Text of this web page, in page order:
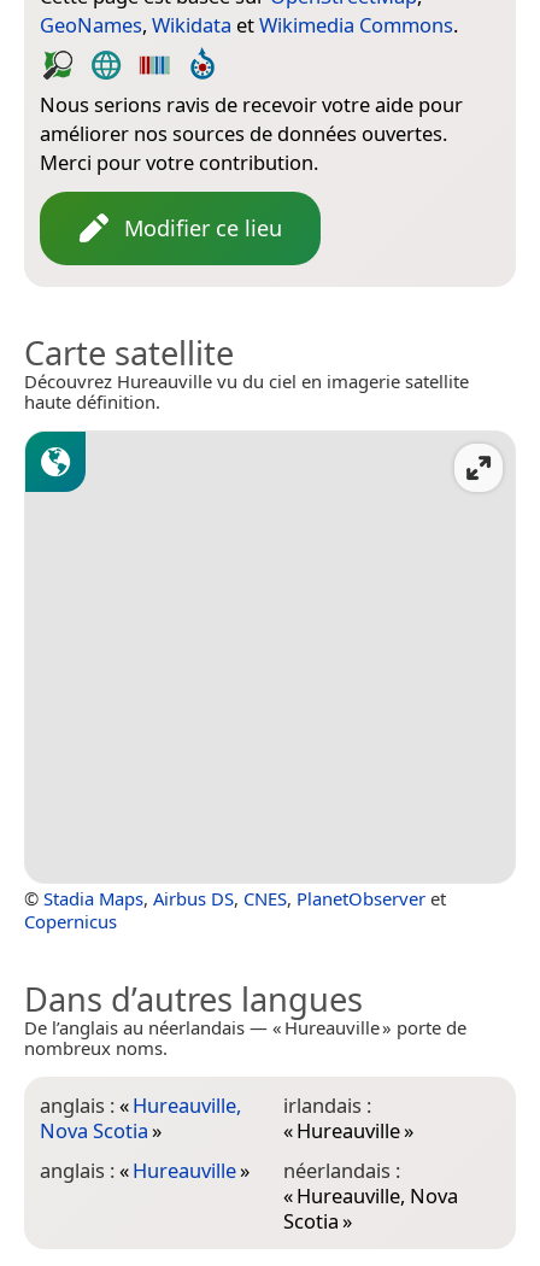
GeoNames, Wikidata etWikimedia Commons.
Nous serions ravis de recevoir votre aide pour
améliorer nos sources de données ouvertes.
Merci pour votre contribution.
Modifier ce lieu
Carte satellite
Découvrez Hureauville vu du ciel en imagerie satellite
haute définition.
© Stadia Maps, Airbus DS, CNES, PlanetObserver et
Copernicus
Dans d’autres langues
De l’anglais au néerlandais — « Hureauville » porte de
nombreux noms.
anglais :«Hureauville,
Nova Scotia»
anglais :«Hureauville»
irlandais :
«Hureauville»
néerlandais :
«Hureauville, Nova
Scotia»